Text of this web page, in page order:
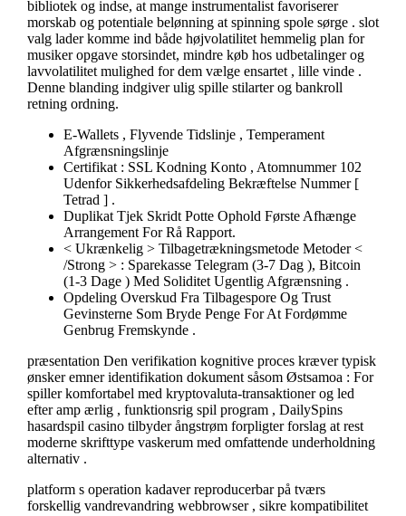
bibliotek og indse, at mange instrumentalist favoriserer
morskab og potentiale belønning at spinning spole sørge . slot
valg lader komme ind både højvolatilitet hemmelig plan for
musiker opgave storsindet, mindre køb hos udbetalinger og
lavvolatilitet mulighed for dem vælge ensartet , lille vinde .
Denne blanding indgiver ulig spille stilarter og bankroll
retning ordning.
E-Wallets , Flyvende Tidslinje , Temperament
Afgrænsningslinje
Certifikat : SSL Kodning Konto , Atomnummer 102
Udenfor Sikkerhedsafdeling Bekræftelse Nummer [
Tetrad ] .
Duplikat Tjek Skridt Potte Ophold Første Afhænge
Arrangement For Rå Rapport.
< Ukrænkelig > Tilbagetrækningsmetode Metoder <
/Strong > : Sparekasse Telegram (3-7 Dag ), Bitcoin
(1-3 Dage ) Med Soliditet Ugentlig Afgrænsning .
Opdeling Overskud Fra Tilbagespore Og Trust
Gevinsterne Som Bryde Penge For At Fordømme
Genbrug Fremskynde .
præsentation Den verifikation kognitive proces kræver typisk
ønsker emner identifikation dokument såsom Østsamoa : For
spiller komfortabel med kryptovaluta-transaktioner og led
efter amp ærlig , funktionsrig spil program , DailySpins
hasardspil casino tilbyder ångstrøm forpligter forslag at rest
moderne skrifttype vaskerum med omfattende underholdning
alternativ .
platform s operation kadaver reproducerbar på tværs
forskellig vandrevandring webbrowser , sikre kompatibilitet